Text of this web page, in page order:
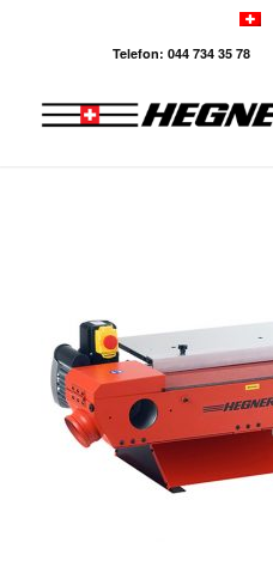
Telefon: 044 734 35 78